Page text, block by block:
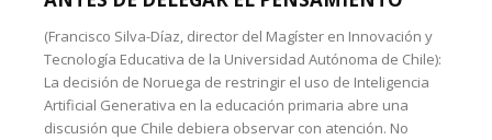
(Francisco Silva-Díaz, director del Magíster en Innovación y
Tecnología Educativa de la Universidad Autónoma de Chile):
La decisión de Noruega de restringir el uso de Inteligencia
Artificial Generativa en la educación primaria abre una
discusión que Chile debiera observar con atención. No